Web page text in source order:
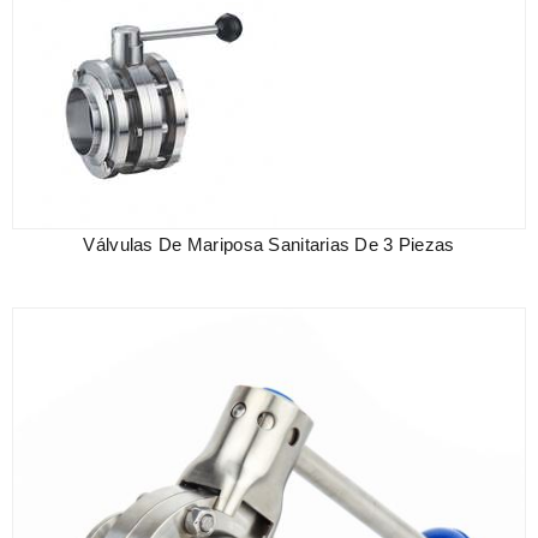
Válvulas De Mariposa Sanitarias De 3 Piezas